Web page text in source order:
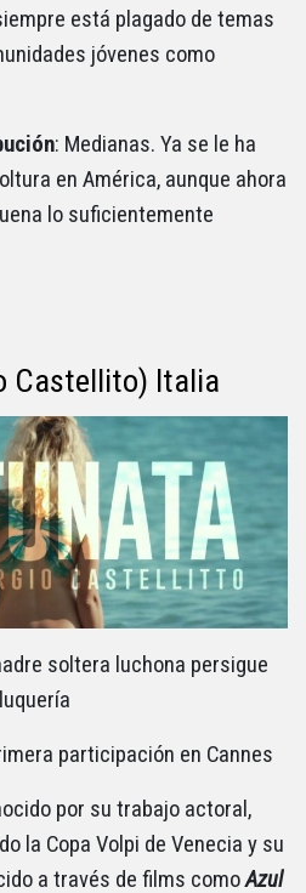
está plagado de temas
jóvenes como
: Medianas. Ya se le ha
en América, aunque ahora
lo suficientemente
Castellito) Italia
soltera luchona persigue
participación en Cannes
por su trabajo actoral,
la Copa Volpi de Venecia y su
a través de films comoAzul